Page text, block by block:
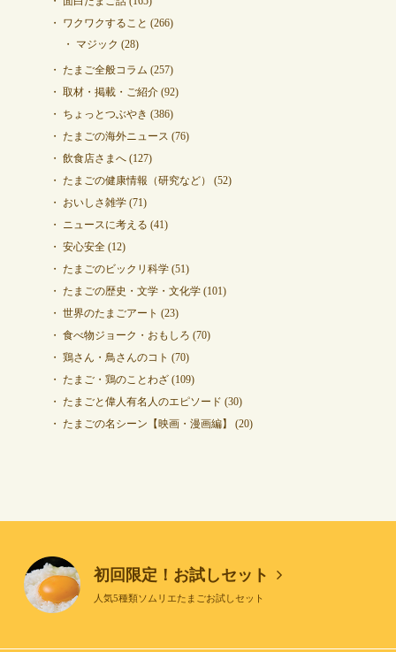
ワクワクすること (266)
マジック (28)
たまご全般コラム (257)
取材・掲載・ご紹介(92)
ちょっとつぶやき (386)
たまごの海外ニュース (76)
飲食店さまへ(127)
たまごの健康情報（研究など）
(52)
おいしさ雑学(71)
ニュースに考える (41)
安心安全(12)
たまごのビックリ科学(51)
たまごの歴史・文学・文化学(101)
世界のたまごアート (23)
食べ物ジョーク・おもしろ (70)
鶏さん・鳥さんのコト (70)
たまご・鶏のことわざ(109)
たまごと偉人有名人のエピソード (30)
たまごの名シーン【映画・漫画編】
(20)
初回限定！お試しセット
人気5種類ソムリエたまごお試しセット